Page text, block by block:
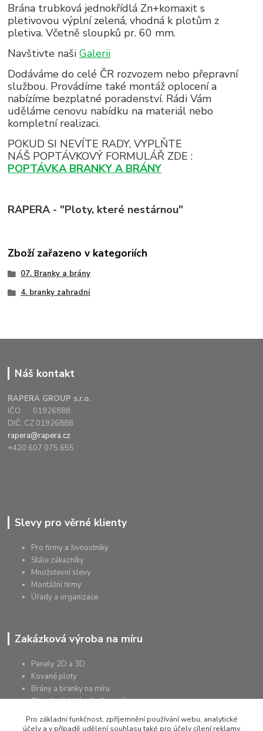
Brána trubková jednokřídlá Zn+komaxit s
pletivovou výplní zelená, vhodná k plotům z
pletiva. Včetně sloupků pr. 60 mm.
Navštivte našiGalerii
Dodáváme do celé ČR rozvozem nebo přepravní
službou. Provádíme také montáž oplocení a
nabízíme bezplatné poradenství. Rádi Vám
uděláme cenovu nabídku na materiál nebo
kompletní realizaci.
POKUD SI NEVÍTE RADY, VYPLŇTE
NÁŠ POPTÁVKOVÝ FORMULÁŘ ZDE :
POPTÁVKA BRANKY A BRÁNY
RAPERA - "Ploty, které nestárnou"
Zboží zařazeno v kategoriích
07. Branky a brány
4. branky zahradní
Náš kontakt
RAPERA GROUP s.r.o.
IČO: 01926888
DIČ: CZ 01926888
rapera@rapera.cz
+420 607 075 655
Slevy pro věrné klienty
Pro firmy a živnostníky
Stále zákazníky
Množstevní slevy
Montážní firmy
Úřady a organizace
Zakázková výroba na míru
Panely 2D a 3D
Kované ploty
Brány a branky na míru
Sloupky kulaté a čtyřhranné
Podhrabové desky
Pro základní funkčnost, zpříjemnění používání webu, analytické
účely a v případě udělení souhlasu také pro účely cílení reklamy